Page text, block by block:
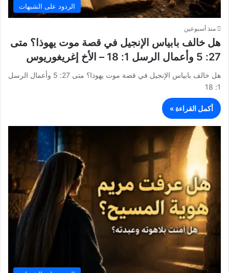
الردود على الشبهات
منذ أسبوعين
هل خالف بابياس الإنجيل في قصة موت يهوذا؟ متى
27: 5 وأعمال الرسل 1: 18 – الأخ إغريغوريوس
هل خالف بابياس الإنجيل في قصة موت يهوذا؟ متى 27: 5 وأعمال الرسل
1: 18
أكمل القراءة »